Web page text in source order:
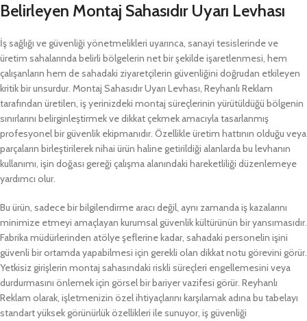
Belirleyen Montaj Sahasıdır Uyarı Levhası
İş sağlığı ve güvenliği yönetmelikleri uyarınca, sanayi tesislerinde ve
üretim sahalarında belirli bölgelerin net bir şekilde işaretlenmesi, hem
çalışanların hem de sahadaki ziyaretçilerin güvenliğini doğrudan etkileyen
kritik bir unsurdur. Montaj Sahasıdır Uyarı Levhası, Reyhanlı Reklam
tarafından üretilen, iş yerinizdeki montaj süreçlerinin yürütüldüğü bölgenin
sınırlarını belirginleştirmek ve dikkat çekmek amacıyla tasarlanmış
profesyonel bir güvenlik ekipmanıdır. Özellikle üretim hattının olduğu veya
parçaların birleştirilerek nihai ürün haline getirildiği alanlarda bu levhanın
kullanımı, işin doğası gereği çalışma alanındaki hareketliliği düzenlemeye
yardımcı olur.
Bu ürün, sadece bir bilgilendirme aracı değil, aynı zamanda iş kazalarını
minimize etmeyi amaçlayan kurumsal güvenlik kültürünün bir yansımasıdır.
Fabrika müdürlerinden atölye şeflerine kadar, sahadaki personelin işini
güvenli bir ortamda yapabilmesi için gerekli olan dikkat notu görevini görür.
Yetkisiz girişlerin montaj sahasındaki riskli süreçleri engellemesini veya
durdurmasını önlemek için görsel bir bariyer vazifesi görür. Reyhanlı
Reklam olarak, işletmenizin özel ihtiyaçlarını karşılamak adına bu tabelayı
standart yüksek görünürlük özellikleri ile sunuyor, iş güvenliği